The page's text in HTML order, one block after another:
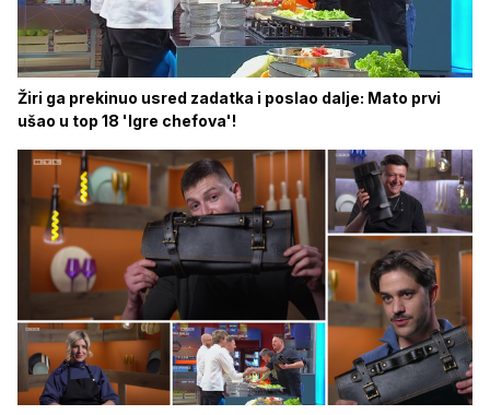
Žiri ga prekinuo usred zadatka i poslao dalje: Mato prvi
ušao u top 18 'Igre chefova'!